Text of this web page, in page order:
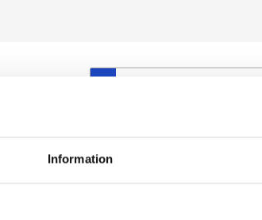
Information
din
har
lopp